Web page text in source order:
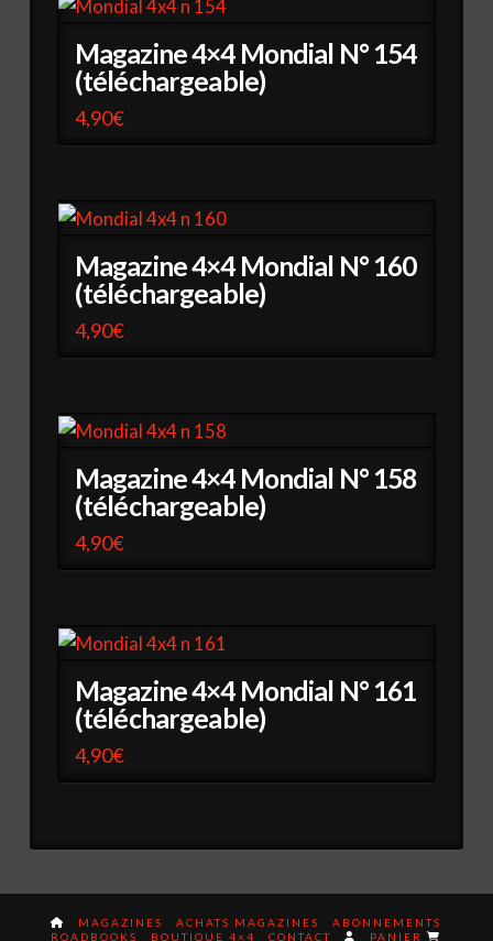
Magazine 4×4 Mondial N° 154
(téléchargeable)
4,90€
Magazine 4×4 Mondial N° 160
(téléchargeable)
4,90€
Magazine 4×4 Mondial N° 158
(téléchargeable)
4,90€
Magazine 4×4 Mondial N° 161
(téléchargeable)
4,90€
MAGAZINES ACHATS MAGAZINES
ABONNEMENTS
ROADBOOKS
BOUTIQUE 4×4 CONTACT PANIER